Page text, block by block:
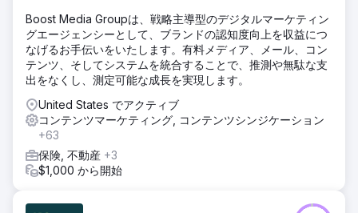
英国を拠点とする関連するメディア関係者を広範囲に調査し
た後、ソルビッドのチームはブロガーへの働きかけを行う見
込み客のリストを作成しました。私たちは、起業家、起業
家、ウェブマスター、代理店を対象とした非常に詳細なハウ
ツー コンテンツをオプトインすることにしました。
結果
- 4 か月でオーガニック トラフィックが 43% 増加 - オーガ
ニック キーワード ランキングが 71% 増加 - 公開されたゲス
ト投稿が 57 件 - バックリンクが 62 件獲得 (平均 DR 60) ク
ライアントは、Envato、Creative Bloq、Maddyness、
Silicon Republic、Cognism、 SimplyBook、ClickBank な
Boost Media Groupは、戦略主導型のデジタルマーケティン
グエージェンシーとして、ブランドの認知度向上を収益につ
なげるお手伝いをいたします。有料メディア、メール、コン
テンツ、そしてシステムを統合することで、推測や無駄な支
出をなくし、測定可能な成長を実現します。
United States でアクティブ
コンテンツマーケティング, コンテンツシンジケーション
+63
保険, 不動産 +3
$1,000 から開始